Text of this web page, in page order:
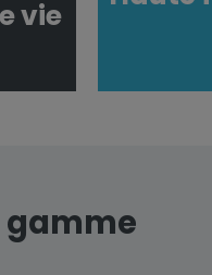
vie
gamme